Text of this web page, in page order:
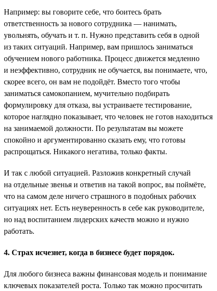
Например: вы говорите себе, что боитесь брать
ответственность за нового сотрудника — нанимать,
увольнять, обучать и т. п. Нужно представить себя в одной
из таких ситуаций. Например, вам пришлось заниматься
обучением нового работника. Процесс движется медленно
и неэффективно, сотрудник не обучается, вы понимаете, что,
скорее всего, он вам не подойдёт. Вместо того чтобы
заниматься самокопанием, мучительно подбирать
формулировку для отказа, вы устраиваете тестирование,
которое наглядно показывает, что человек не готов находиться
на занимаемой должности. По результатам вы можете
спокойно и аргументированно сказать ему, что готовы
распрощаться. Никакого негатива, только факты.
И так с любой ситуацией. Разложив конкретный случай
на отдельные звенья и ответив на такой вопрос, вы поймёте,
что на самом деле ничего страшного в подобных рабочих
ситуациях нет. Есть неуверенность в себе как руководителе,
но над воспитанием лидерских качеств можно и нужно
работать.
4. Страх исчезнет, когда в бизнесе будет порядок.
Для любого бизнеса важны финансовая модель и понимание
ключевых показателей роста. Только так можно просчитать